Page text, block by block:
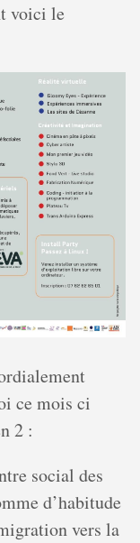
voici le
ce mois ci
2 :
social des
d’habitude
vers la